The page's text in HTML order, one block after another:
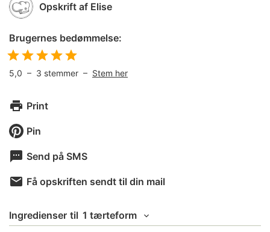
Opskrift af Elise
Brugernes bedømmelse:
5,0 – 3 stemmer – Stem her
Print
Pin
Send på SMS
Få opskriften sendt til din mail
Ingredienser til 1 tærteform